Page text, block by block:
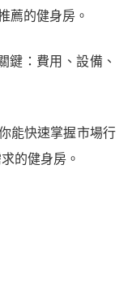
薦的健身房。
鍵：費用、設備、
能快速掌握市場行
的健身房。